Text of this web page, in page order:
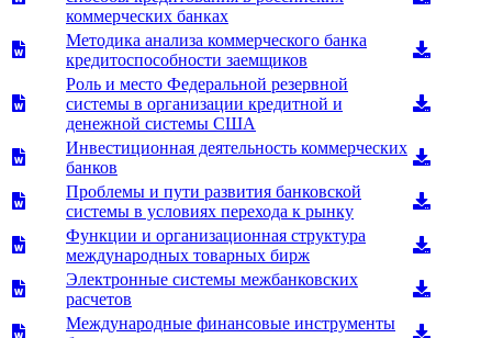
коммерческих банках
Методика анализа коммерческого банка
кредитоспособности заемщиков
Роль и место Федеральной резервной
системы в организации кредитной и
денежной системы США
Инвестиционная деятельность коммерческих
банков
Проблемы и пути развития банковской
системы в условиях перехода к рынку
Функции и организационная структура
международных товарных бирж
Электронные системы межбанковских
расчетов
Международные финансовые инструменты